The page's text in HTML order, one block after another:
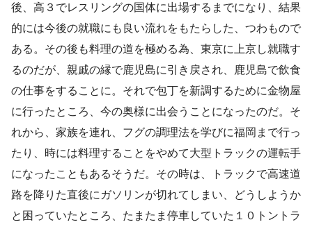
後、高３でレスリングの国体に出場するまでになり、結果
的には今後の就職にも良い流れをもたらした、つわもので
ある。その後も料理の道を極める為、東京に上京し就職す
るのだが、親戚の縁で鹿児島に引き戻され、鹿児島で飲食
の仕事をすることに。それで包丁を新調するために金物屋
に行ったところ、今の奥様に出会うことになったのだ。そ
れから、家族を連れ、フグの調理法を学びに福岡まで行っ
たり、時には料理することをやめて大型トラックの運転手
になったこともあるそうだ。その時は、トラックで高速道
路を降りた直後にガソリンが切れてしまい、どうしようか
と困っていたところ、たまたま停車していた１０トントラ